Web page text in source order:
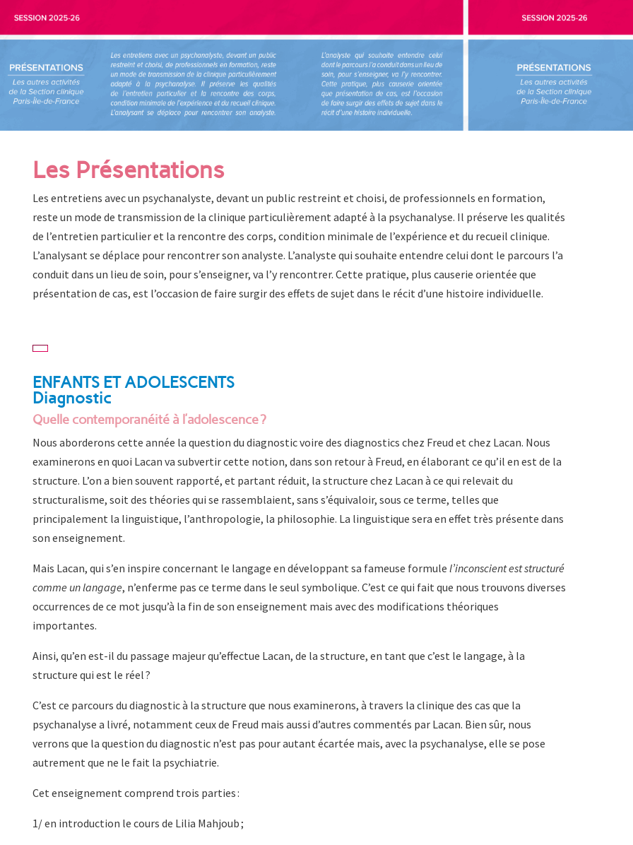
Les Présentations
Les entretiens avec un psychanalyste, devant un public restreint et choisi, de professionnels en formation,
reste un mode de transmission de la clinique particulièrement adapté à la psychanalyse. Il préserve les qualités
de l’entretien particulier et la rencontre des corps, condition minimale de l’expérience et du recueil clinique.
L’analysant se déplace pour rencontrer son analyste. L’analyste qui souhaite entendre celui dont le parcours l’a
conduit dans un lieu de soin, pour s’enseigner, va l’y rencontrer. Cette pratique, plus causerie orientée que
présentation de cas, est l’occasion de faire surgir des effets de sujet dans le récit d’une histoire individuelle.
ENFANTS ET ADOLESCENTS
Diagnostic
Quelle contemporanéité à l’adolescence ?
Nous aborderons cette année la question du diagnostic voire des diagnostics chez Freud et chez Lacan. Nous
examinerons en quoi Lacan va subvertir cette notion, dans son retour à Freud, en élaborant ce qu’il en est de la
structure. L’on a bien souvent rapporté, et partant réduit, la structure chez Lacan à ce qui relevait du
structuralisme, soit des théories qui se rassemblaient, sans s’équivaloir, sous ce terme, telles que
principalement la linguistique, l’anthropologie, la philosophie. La linguistique sera en effet très présente dans
son enseignement.
Mais Lacan, qui s’en inspire concernant le langage en développant sa fameuse formulel’inconscient est structuré
comme un langage, n’enferme pas ce terme dans le seul symbolique. C’est ce qui fait que nous trouvons diverses
occurrences de ce mot jusqu’à la fin de son enseignement mais avec des modifications théoriques
importantes.
Ainsi, qu’en est-il du passage majeur qu’effectue Lacan, de la structure, en tant que c’est le langage, à la
structure qui est le réel ?
C’est ce parcours du diagnostic à la structure que nous examinerons, à travers la clinique des cas que la
psychanalyse a livré, notamment ceux de Freud mais aussi d’autres commentés par Lacan. Bien sûr, nous
verrons que la question du diagnostic n’est pas pour autant écartée mais, avec la psychanalyse, elle se pose
autrement que ne le fait la psychiatrie.
Cet enseignement comprend trois parties :
1/ en introduction le cours de Lilia Mahjoub ;